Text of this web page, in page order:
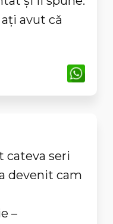
avut că
cateva seri
devenit cam
–